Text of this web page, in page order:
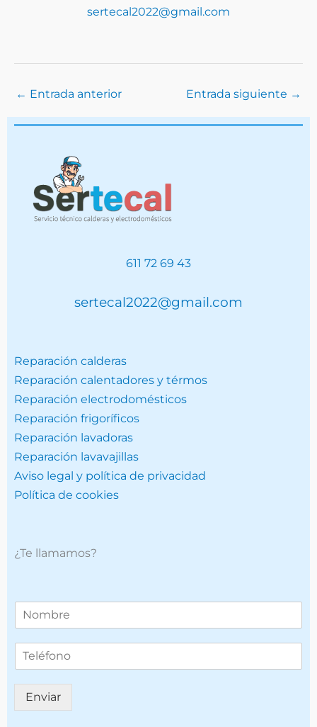
sertecal2022@gmail.com
← Entrada anterior Entrada siguiente →
611 72 69 43
sertecal2022@gmail.com
Reparación calderas
Reparación calentadores y térmos
Reparación electrodomésticos
Reparación frigoríficos
Reparación lavadoras
Reparación lavavajillas
Aviso legal y política de privacidad
Política de cookies
¿Te llamamos?
Enviar